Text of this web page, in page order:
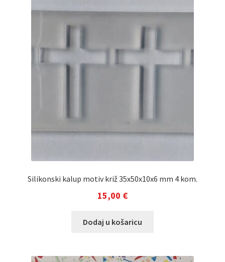
Silikonski kalup motiv križ 35x50x10x6 mm 4 kom.
15,00 €
Dodaj u košaricu